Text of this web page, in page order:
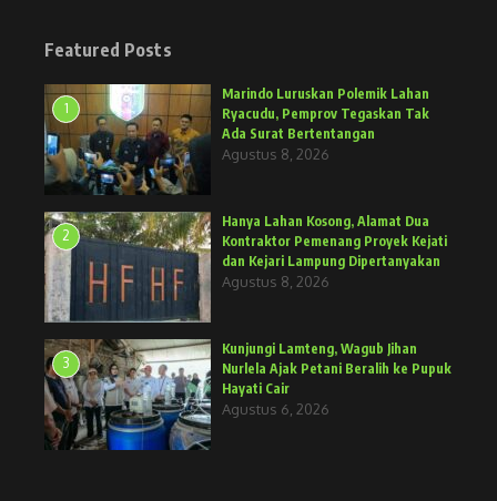
Featured Posts
1
Marindo Luruskan Polemik Lahan
Ryacudu, Pemprov Tegaskan Tak
Ada Surat Bertentangan
Agustus 8, 2026
2
Hanya Lahan Kosong, Alamat Dua
Kontraktor Pemenang Proyek Kejati
dan Kejari Lampung Dipertanyakan
Agustus 8, 2026
3
Kunjungi Lamteng, Wagub Jihan
Nurlela Ajak Petani Beralih ke Pupuk
Hayati Cair
Agustus 6, 2026